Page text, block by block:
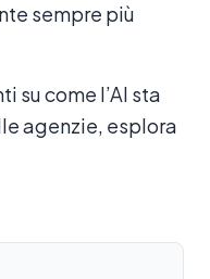
sempre più
su come l’AI sta
agenzie, esplora